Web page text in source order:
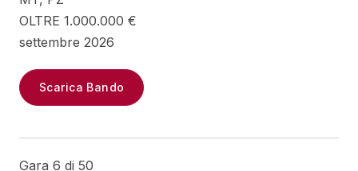
OLTRE 1.000.000 €
settembre 2026
Scarica Bando
Gara 6 di 50